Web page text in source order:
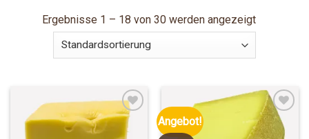
Ergebnisse 1 – 18 von 30 werden angezeigt
Angebot!